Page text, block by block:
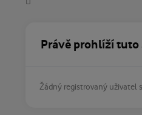
Právě prohlíží
Žádný registrovaný uživatel